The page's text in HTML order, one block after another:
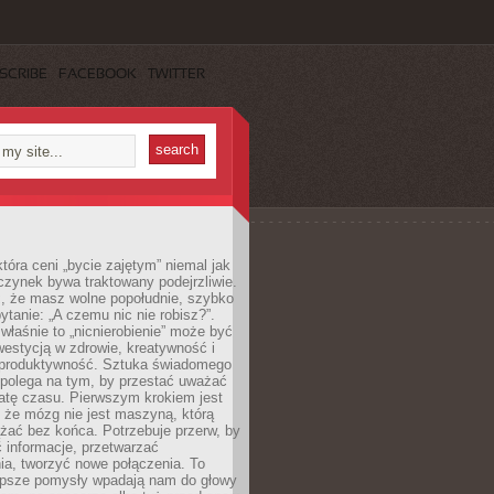
FACEBOOK TWITTER
ceni „bycie zajętym” niemal jak
bywa traktowany podejrzliwie.
że masz wolne popołudnie, szybko
„A czemu nic nie robisz?”.
to „nicnierobienie” może być
w zdrowie, kreatywność i
Sztuka świadomego
na tym, by przestać uważać
czasu. Pierwszym krokiem jest
że mózg nie jest maszyną, którą
bez końca. Potrzebuje przerw, by
informacje, przetwarzać
tworzyć nowe połączenia. To
pomysły wpadają nam do głowy